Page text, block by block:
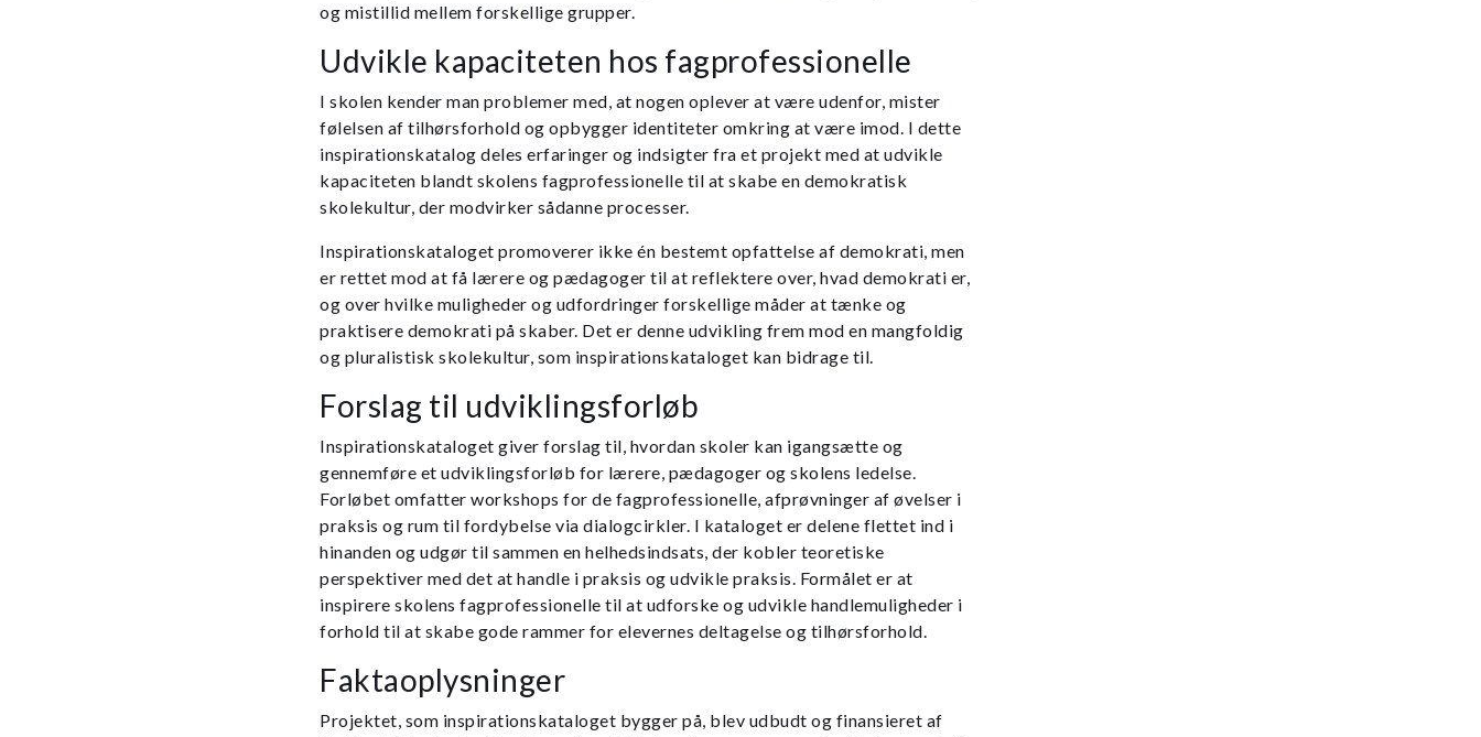
og mistillid mellem forskellige grupper.
Udvikle kapaciteten hos fagprofessionelle
I skolen kender man problemer med, at nogen oplever at være udenfor, mister
følelsen af tilhørsforhold og opbygger identiteter omkring at være imod. I dette
inspirationskatalog deles erfaringer og indsigter fra et projekt med at udvikle
kapaciteten blandt skolens fagprofessionelle til at skabe en demokratisk
skolekultur, der modvirker sådanne processer.
Inspirationskataloget promoverer ikke én bestemt opfattelse af demokrati, men
er rettet mod at få lærere og pædagoger til at reflektere over, hvad demokrati er,
og over hvilke muligheder og udfordringer forskellige måder at tænke og
praktisere demokrati på skaber. Det er denne udvikling frem mod en mangfoldig
og pluralistisk skolekultur, som inspirationskataloget kan bidrage til.
Forslag til udviklingsforløb
Inspirationskataloget giver forslag til, hvordan skoler kan igangsætte og
gennemføre et udviklingsforløb for lærere, pædagoger og skolens ledelse.
Forløbet omfatter workshops for de fagprofessionelle, afprøvninger af øvelser i
praksis og rum til fordybelse via dialogcirkler. I kataloget er delene flettet ind i
hinanden og udgør til sammen en helhedsindsats, der kobler teoretiske
perspektiver med det at handle i praksis og udvikle praksis. Formålet er at
inspirere skolens fagprofessionelle til at udforske og udvikle handlemuligheder i
forhold til at skabe gode rammer for elevernes deltagelse og tilhørsforhold.
Faktaoplysninger
Projektet, som inspirationskataloget bygger på, blev udbudt og finansieret af